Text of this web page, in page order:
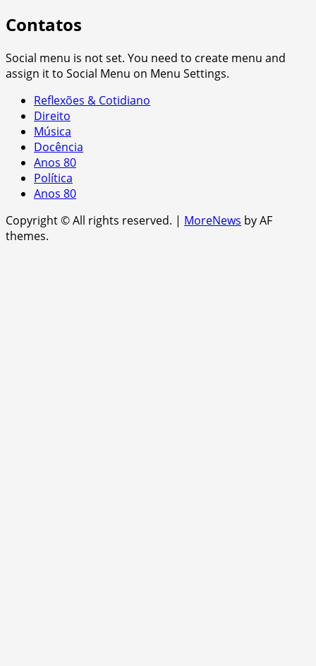
Contatos
Social menu is not set. You need to create menu and
assign it to Social Menu on Menu Settings.
Reflexões & Cotidiano
Direito
Música
Docência
Anos 80
Política
Anos 80
Copyright © All rights reserved. | MoreNews by AF
themes.